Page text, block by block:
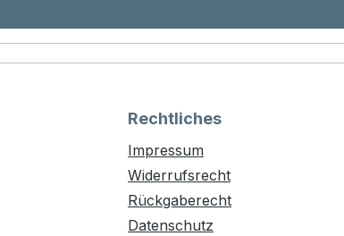
Rechtliches
Impressum
Widerrufsrecht
Rückgaberecht
Datenschutz